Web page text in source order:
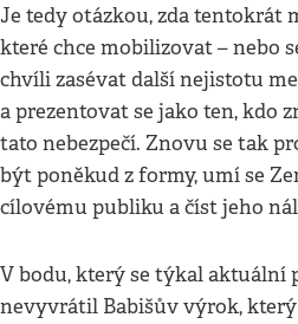
Je tedy otázkou, zda tentokrát
které chce mobilizovat – nebo
chvíli zasévat další nejistotu
a prezentovat se jako ten, kdo
tato nebezpečí. Znovu se tak
být poněkud z formy, umí se
cílovému publiku a číst jeho
V bodu, který se týkal aktuální
nevyvrátil Babišův výrok,